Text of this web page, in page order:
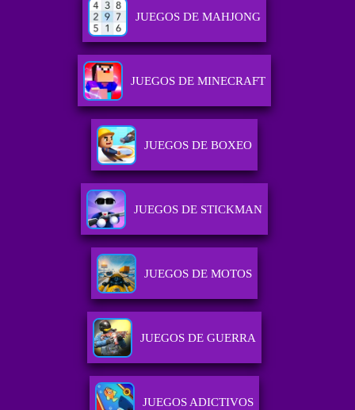
JUEGOS DE MAHJONG
JUEGOS DE MINECRAFT
JUEGOS DE BOXEO
JUEGOS DE STICKMAN
JUEGOS DE MOTOS
JUEGOS DE GUERRA
JUEGOS ADICTIVOS